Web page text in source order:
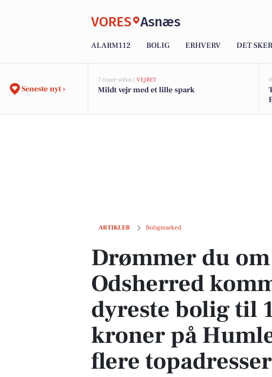
VORES Asnæs
ALARM112 BOLIG ERHVERV DET SKER
Seneste nyt ›
7 timer siden | VEJRET
Mildt vejr med et lille spark
ARTIKLER Boligmarked
Drømmer du om luksus? Se Odsherred kommune
Drømmer du
Odsherred
dyreste bolig til
kroner på
flere